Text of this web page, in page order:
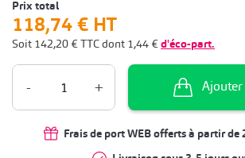
Prix total
118,74 € HT
Soit 142,20 €TTCdont 1,44 €d'éco-part.
- +
Frais de port WEB offerts à partir